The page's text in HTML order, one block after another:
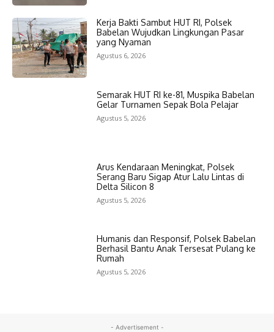
Kerja Bakti Sambut HUT RI, Polsek
Babelan Wujudkan Lingkungan Pasar
yang Nyaman
Agustus 6, 2026
Semarak HUT RI ke-81, Muspika Babelan
Gelar Turnamen Sepak Bola Pelajar
Agustus 5, 2026
Arus Kendaraan Meningkat, Polsek
Serang Baru Sigap Atur Lalu Lintas di
Delta Silicon 8
Agustus 5, 2026
Humanis dan Responsif, Polsek Babelan
Berhasil Bantu Anak Tersesat Pulang ke
Rumah
Agustus 5, 2026
- Advertisement -